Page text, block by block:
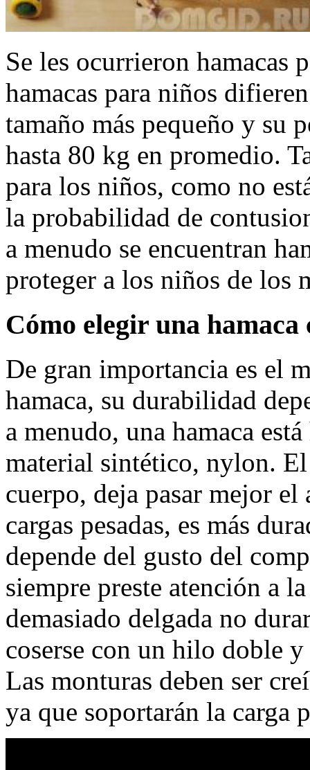
Se les ocurrieron hamacas
hamacas para niños
tamaño más pequeño y su
hasta 80 kg en promedio.
para los niños, como no
la probabilidad de
a menudo se encuentran
proteger a los niños de los
Cómo elegir una hamaca
De gran importancia es el
hamaca, su durabilidad
a menudo, una hamaca
material sintético, nylon.
cuerpo, deja pasar mejor
cargas pesadas, es más
depende del gusto del
siempre preste atención a
demasiado delgada no
coserse con un hilo doble
Las monturas deben ser
ya que soportarán la carga